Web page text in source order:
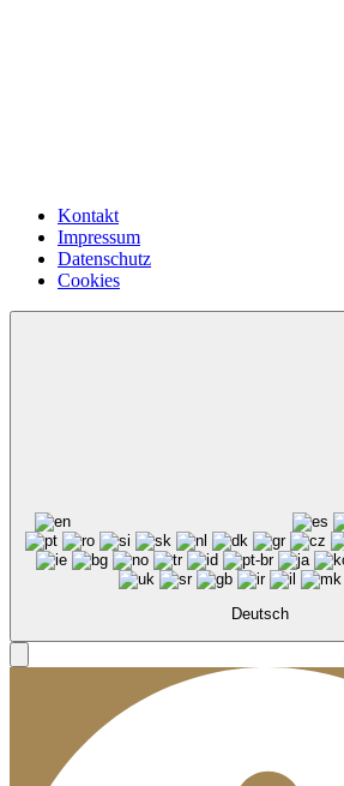
Kontakt
Impressum
Datenschutz
Cookies
Deutsch